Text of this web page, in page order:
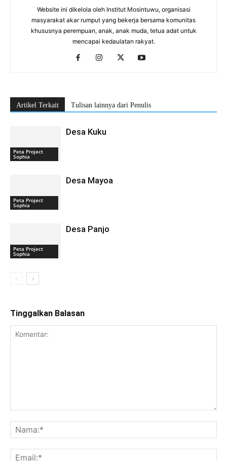
Website ini dikelola oleh Institut Mosintuwu, organisasi
masyarakat akar rumput yang bekerja bersama komunitas
khususnya perempuan, anak, anak muda, tetua adat untuk
mencapai kedaulatan rakyat.
Artikel Terkait Tulisan lainnya dari Penulis
Peta Project
Sophia
Desa Kuku
Peta Project
Sophia
Desa Mayoa
Peta Project
Sophia
Desa Panjo
Tinggalkan Balasan